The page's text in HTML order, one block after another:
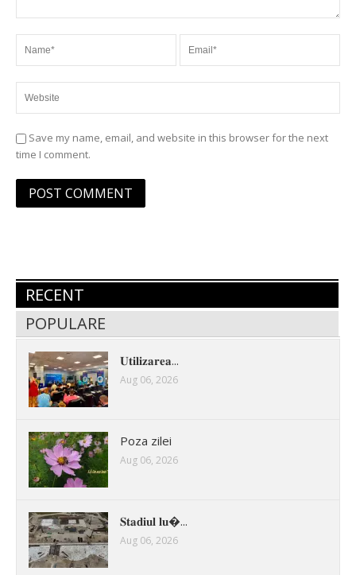
Save my name, email, and website in this browser for the next
time I comment.
RECENT
POPULARE
𝐔𝐭𝐢𝐥𝐢𝐳𝐚𝐫𝐞𝐚...
Aug 06, 2026
Poza zilei
Aug 06, 2026
𝐒𝐭𝐚𝐝𝐢𝐮𝐥 𝐥𝐮�...
Aug 06, 2026